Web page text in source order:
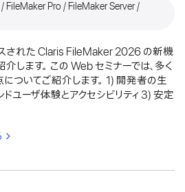
FileMaker Pro / FileMaker Server /
された Claris FileMaker 2026 の新機
します。 この Web セミナーでは、多く
ついてご紹介します。 1) 開発者の生
ユーザ体験とアクセシビリティ 3) 安定